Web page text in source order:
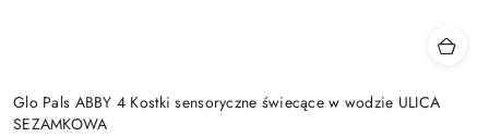
Glo Pals ABBY 4 Kostki sensoryczne świecące w wodzie ULICA
SEZAMKOWA